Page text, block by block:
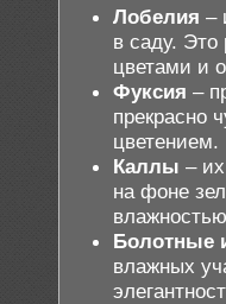
Лобелия –
в саду. Это
цветами и
Фуксия –
прекрасно
цветением.
Каллы –
на фоне
Болотные
влажных